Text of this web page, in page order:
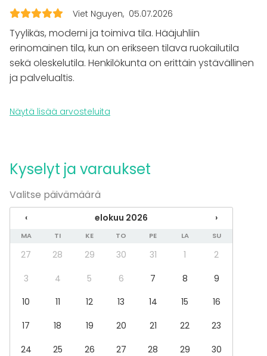
Messut
Virkistystilaisuus
Mökkireissu / retriitti
Elämys / aktiviteetti
Pikkujoulut
Juhlasali
Biletila
Aktiviteetit
Tilasta löytyy dj/ääni- tai valoteknikon-tiski.
Tilassa myös inva-wc.
huoneineen oli todella viihtyisä ja kaunis. Häistämme
tuli sanalla sanoen eeppiset, suurkiitos Yellow Corner
Studio Vallilalle!
Viet Nguyen 05.07.2026
Tyylikäs, moderni ja toimiva tila. Hääjuhliin
erinomainen tila, kun on erikseen tilava ruokailutila
sekä oleskelutila. Henkilökunta on erittäin ystävällinen
ja palvelualtis.
Näytä lisää arvosteluita
Kyselyt ja varaukset
Valitse päivämäärä
‹ elokuu 2026 ›
MA TI KE TO PE LA SU
27 28 29 30 31 1
2
3
4 5 6 7 8
9
10
11 12 13 14 15
16
17
18 19 20 21 22
23
24
25 26 27 28 29
30